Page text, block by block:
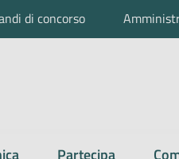
di concorso
Partecipa